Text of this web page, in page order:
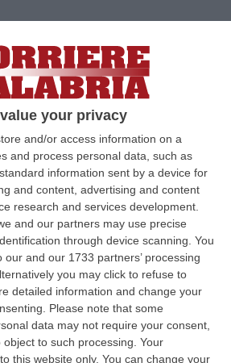
your privacy
and/or access information on a
and process personal data, such as
information sent by a device for
and content, advertising and content
research and services development.
and our partners may use precise
through device scanning. You
our and our 1733 partners’ processing
you may click to refuse to
detailed information and change your
Please note that some
data may not require your consent,
to such processing. Your
this website only. You can change your
della Calabria” su Google News
30 anni, dal 1996 al 2023,
il 50% dei posti letto in
nel settore pubblico. Lo
Panuzzi, della
per le statistiche sociali e
nel corso di un’audizione